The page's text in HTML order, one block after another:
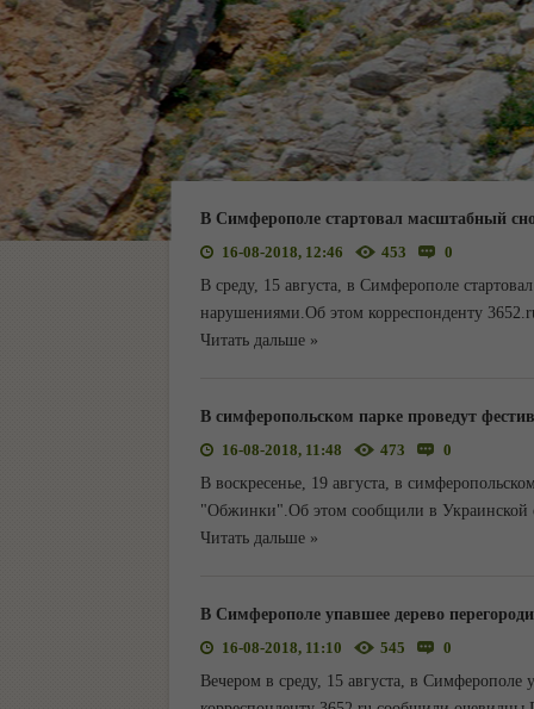
В Симферополе стартовал масштабный
16-08-2018, 12:46
453
0
В среду, 15 августа, в Симферополе
нарушениями.Об этом корреспонденту
Читать дальше »
В симферопольском парке проведут
16-08-2018, 11:48
473
0
В воскресенье, 19 августа, в
"Обжинки".Об этом сообщили в Украинской
Читать дальше »
В Симферополе упавшее дерево
16-08-2018, 11:10
545
0
Вечером в среду, 15 августа, в Симферополе